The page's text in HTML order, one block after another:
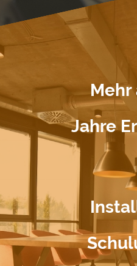
Mehr
Jahre